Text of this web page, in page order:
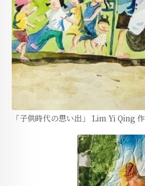
「子供時代の思い出」 Lim Yi Qing 作